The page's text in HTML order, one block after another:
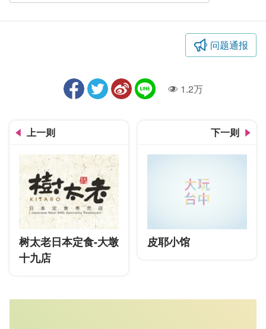
问题通报
人气1.2万
上一则
树太老日本定食-大墩
十九店
下一则
皮耶小馆